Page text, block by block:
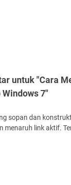
untuk "Cara
7"
sopan dan
menaruh link aktif.